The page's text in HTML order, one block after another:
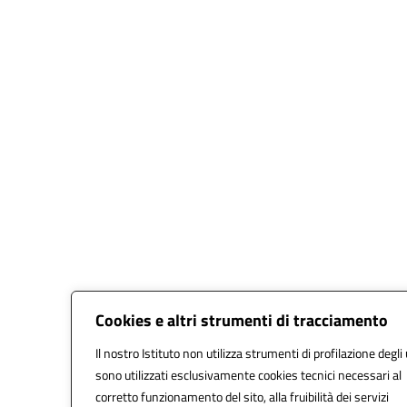
Cookies e altri strumenti di tracciamento
Il nostro Istituto non utilizza strumenti di profilazione
sono utilizzati esclusivamente cookies tecnici necessari al
corretto funzionamento del sito, alla fruibilità dei servizi